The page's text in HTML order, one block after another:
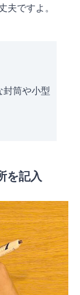
夫ですよ。
封筒や小型
を記入